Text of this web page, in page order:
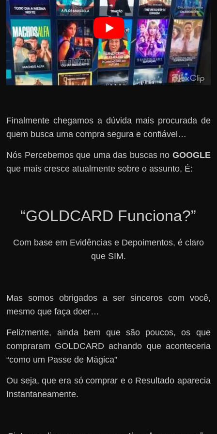
Finalmente chegamos a dúvida mais procurada de
quem busca uma compra segura e confiável…
Nós Percebemos que uma das buscas no GOOGLE
que mais cresce atualmente sobre o assunto, É:
“GOLDCARD Funciona?”
Com base em Evidências e Depoimentos, é claro
que SIM.
Mas somos obrigados a ser sinceros com você,
mesmo que faça doer…
Felizmente, ainda bem que são poucos, os que
compraram GOLDCARD achando que aconteceria
“como um Passe de Mágica”
Ou seja, que era só comprar e o Resultado aparecia
Instantaneamente.